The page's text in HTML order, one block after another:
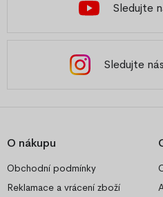
Sledujte
Sledujte
O nákupu
Obchodní podmínky
Reklamace a vrácení zboží